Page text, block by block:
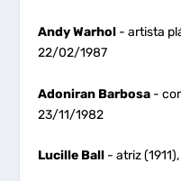
Andy Warhol - artista
22/02/1987
Adoniran Barbosa -
23/11/1982
Lucille Ball - atriz